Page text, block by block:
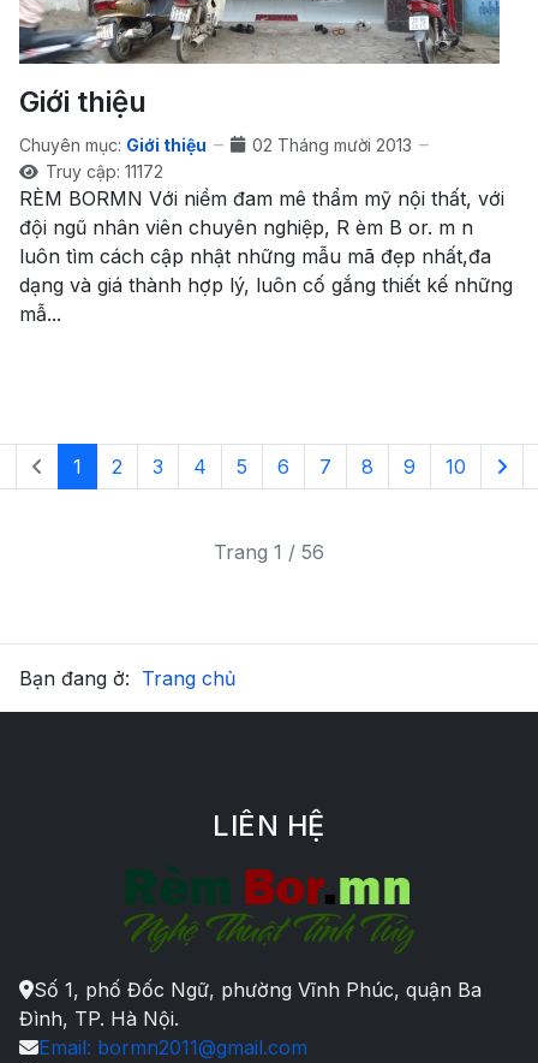
Giới thiệu
Chuyên mục: Giới thiệu
02 Tháng mười 2013
Truy cập: 11172
RÈM BORMN Với niềm đam mê thẩm mỹ nội thất, với
đội ngũ nhân viên chuyên nghiệp, R èm B or. m n
luôn tìm cách cập nhật những mẫu mã đẹp nhất,đa
dạng và giá thành hợp lý, luôn cố gắng thiết kế những
mẫ...
1 2 3 4 5 6 7 8 9 10
Trang 1 / 56
Bạn đang ở: Trang chủ
LIÊN HỆ
Số 1, phố Đốc Ngữ, phường Vĩnh Phúc, quận Ba
Đình, TP. Hà Nội.
Email: bormn2011@gmail.com